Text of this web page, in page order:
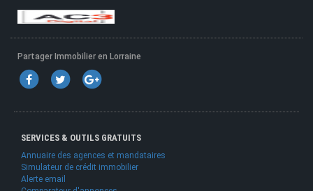
Partager Immobilier en Lorraine
SERVICES & OUTILS GRATUITS
Annuaire des agences et mandataires
Simulateur de crédit immobilier
Alerte email